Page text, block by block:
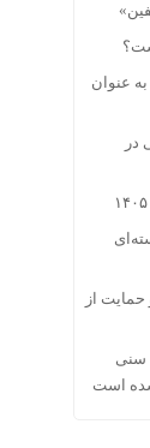
عنوان
در
از
سنی